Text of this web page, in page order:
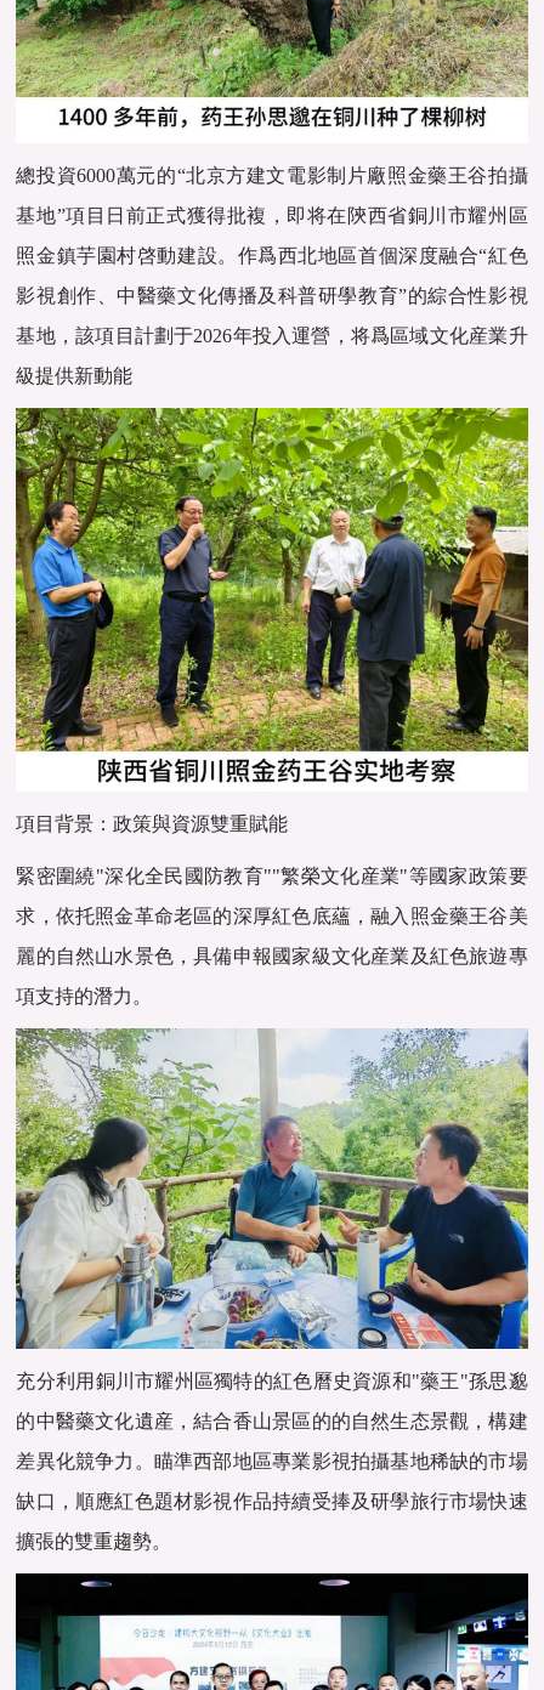
總投資6000萬元的“北京方建文電影制片廠照金藥王谷拍攝
基地”項目日前正式獲得批複，即将在陝西省銅川市耀州區
照金鎮芋園村啓動建設。作爲西北地區首個深度融合“紅色
影視創作、中醫藥文化傳播及科普研學教育”的綜合性影視
基地，該項目計劃于2026年投入運營，将爲區域文化産業升
級提供新動能
項目背景：政策與資源雙重賦能
緊密圍繞"深化全民國防教育""繁榮文化産業"等國家政策要
求，依托照金革命老區的深厚紅色底蘊，融入照金藥王谷美
麗的自然山水景色，具備申報國家級文化産業及紅色旅遊專
項支持的潛力。
充分利用銅川市耀州區獨特的紅色曆史資源和"藥王"孫思邈
的中醫藥文化遺産，結合香山景區的的自然生态景觀，構建
差異化競争力。瞄準西部地區專業影視拍攝基地稀缺的市場
缺口，順應紅色題材影視作品持續受捧及研學旅行市場快速
擴張的雙重趨勢。